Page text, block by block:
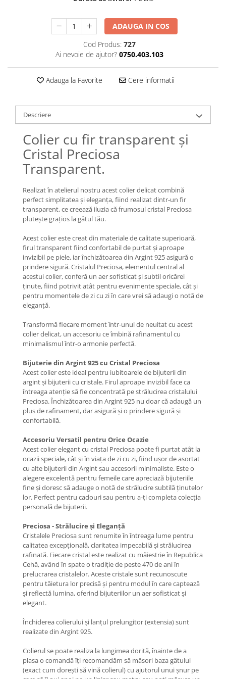
Lănțișoare cu Soare
Lănțișoare cu Semilună
Lănțișoare cu Zodii
Lănțișoare cu Molecule
Lănțișoare cu Pietre Naturale
Lănțișoare Argint Diverse
Coliere cu Perle Naturale
Coliere cu Perle Preciosa
COLIERE ȘNUR REGLABIL
Coliere cu Inimioare
Coliere cu Cruce
Coliere cu Soare
Coliere cu Semilună
Coliere cu Zodii
Coliere cu Animale
Coliere cu Molecule
Coliere Diverse
BRĂȚĂRI
BRĂȚĂRI CU ȘNUR REGLABIL
Brățări din Aur cu șnur reglabil
Brățări din Argint cu șnur reglabil
BRĂȚĂRI CU PIETRE SEMIPREȚIOASE
semiprețioase
Brățări din Argint cu pietre
semiprețioase
Brățări elastice cu pietre
semiprețioase
BRĂȚĂRI DE PICIOR
Brățări de picior din Aur
Brățări de picior din Argint
COLIERE
Coliere cu mărgele colorate și
Argint
Coliere cu pietre semiprețioase
ADAUGA IN COS
Cod Produs: 727
Ai nevoie de ajutor? 0750.403.103
Adauga la Favorite Cere informatii
Descriere
Colier cu fir transparent și
Cristal Preciosa
Transparent.
Realizat în atelierul nostru acest colier delicat combină
perfect simplitatea și eleganța, fiind realizat dintr-un fir
transparent, ce creează iluzia că frumosul cristal Preciosa
plutește grațios la gâtul tău.
Acest colier este creat din materiale de calitate superioară,
firul transparent fiind confortabil de purtat și aproape
invizibil pe piele, iar închizătoarea din Argint 925 asigură o
prindere sigură. Cristalul Preciosa, elementul central al
acestui colier, conferă un aer sofisticat și subtil oricărei
ținute, fiind potrivit atât pentru evenimente speciale, cât și
pentru momentele de zi cu zi în care vrei să adaugi o notă de
eleganță.
Transformă fiecare moment într-unul de neuitat cu acest
colier delicat, un accesoriu ce îmbină rafinamentul cu
minimalismul într-o armonie perfectă.
Bijuterie din Argint 925 cu Cristal Preciosa
Acest colier este ideal pentru iubitoarele de bijuterii din
argint și bijuterii cu cristale. Firul aproape invizibil face ca
întreaga atenție să fie concentrată pe strălucirea cristalului
Preciosa. Închizătoarea din Argint 925 nu doar că adaugă un
plus de rafinament, dar asigură și o prindere sigură și
confortabilă.
Accesoriu Versatil pentru Orice Ocazie
Acest colier elegant cu cristal Preciosa poate fi purtat atât la
ocazii speciale, cât și în viața de zi cu zi, fiind ușor de asortat
cu alte bijuterii din Argint sau accesorii minimaliste. Este o
alegere excelentă pentru femeile care apreciază bijuteriile
fine și doresc să adauge o notă de strălucire subtilă ținutelor
lor. Perfect pentru cadouri sau pentru a-ți completa colecția
personală de bijuterii.
Preciosa - Strălucire și Eleganță
Cristalele Preciosa sunt renumite în întreaga lume pentru
calitatea excepțională, claritatea impecabilă și strălucirea
rafinată. Fiecare cristal este realizat cu măiestrie în Republica
Cehă, având în spate o tradiție de peste 470 de ani în
prelucrarea cristalelor. Aceste cristale sunt recunoscute
pentru tăietura lor precisă și pentru modul în care captează
și reflectă lumina, oferind bijuteriilor un aer sofisticat și
elegant.
Închiderea colierului și lanțul prelungitor (extensia) sunt
realizate din Argint 925.
Colierul se poate realiza la lungimea dorită, înainte de a
plasa o comandă îți recomandăm să măsori baza gâtului
(exact cum dorești să vină colierul) cu ajutorul unui șnur pe